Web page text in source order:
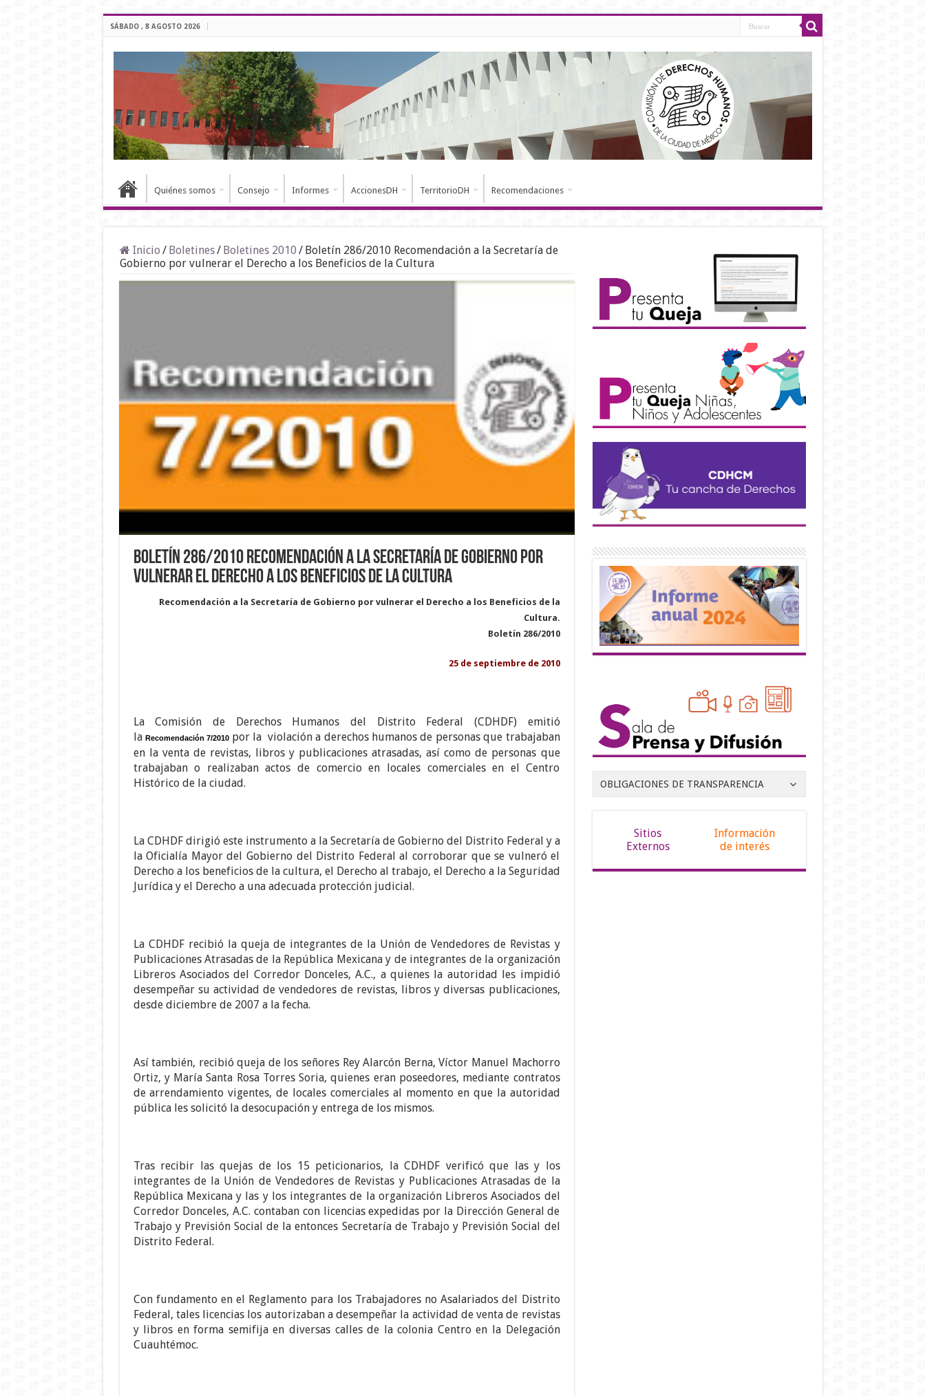
SÁBADO , 8 AGOSTO 2026
Quiénes somos Consejo Informes AccionesDH TerritorioDH Recomendaciones
Inicio / Boletines/ Boletines 2010 / Boletín 286/2010 Recomendación a la Secretaría de
Gobierno por vulnerar el Derecho a los Beneficios de la Cultura
Boletín 286/2010 Recomendación a la Secretaría de Gobierno por
vulnerar el Derecho a los Beneficios de la Cultura
Recomendación a la Secretaría de Gobierno por vulnerar el Derecho a los Beneficios de la
Cultura.
Boletín 286/2010
25 de septiembre de 2010
La Comisión de Derechos Humanos del Distrito Federal (CDHDF) emitió
la Recomendación 7/2010 por la violación a derechos humanos de personas que trabajaban
en la venta de revistas, libros y publicaciones atrasadas, así como de personas que
trabajaban o realizaban actos de comercio en locales comerciales en el Centro
Histórico de la ciudad.
La CDHDF dirigió este instrumento a la Secretaría de Gobierno del Distrito Federal y a
la Oficialía Mayor del Gobierno del Distrito Federal al corroborar que se vulneró el
Derecho a los beneficios de la cultura, el Derecho al trabajo, el Derecho a la Seguridad
Jurídica y el Derecho a una adecuada protección judicial.
La CDHDF recibió la queja de integrantes de la Unión de Vendedores de Revistas y
Publicaciones Atrasadas de la República Mexicana y de integrantes de la organización
Libreros Asociados del Corredor Donceles, A.C., a quienes la autoridad les impidió
desempeñar su actividad de vendedores de revistas, libros y diversas publicaciones,
desde diciembre de 2007 a la fecha.
Así también, recibió queja de los señores Rey Alarcón Berna, Víctor Manuel Machorro
Ortiz, y María Santa Rosa Torres Soria, quienes eran poseedores, mediante contratos
de arrendamiento vigentes, de locales comerciales al momento en que la autoridad
pública les solicitó la desocupación y entrega de los mismos.
Tras recibir las quejas de los 15 peticionarios, la CDHDF verificó que las y los
integrantes de la Unión de Vendedores de Revistas y Publicaciones Atrasadas de la
República Mexicana y las y los integrantes de la organización Libreros Asociados del
Corredor Donceles, A.C. contaban con licencias expedidas por la Dirección General de
Trabajo y Previsión Social de la entonces Secretaría de Trabajo y Previsión Social del
Distrito Federal.
Con fundamento en el Reglamento para los Trabajadores no Asalariados del Distrito
Federal, tales licencias los autorizaban a desempeñar la actividad de venta de revistas
y libros en forma semifija en diversas calles de la colonia Centro en la Delegación
Cuauhtémoc.
OBLIGACIONES DE TRANSPARENCIA
Sitios
Externos
Información
de interés